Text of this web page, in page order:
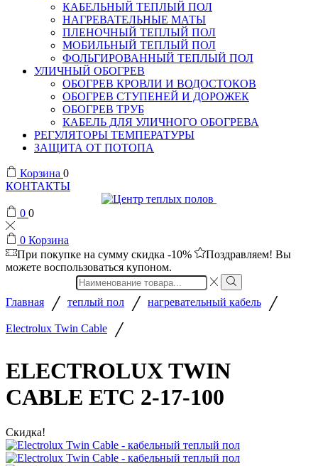
КАБЕЛЬНЫЙ ТЕПЛЫЙ ПОЛ
НАГРЕВАТЕЛЬНЫЕ МАТЫ
ПЛЕНОЧНЫЙ ТЕПЛЫЙ ПОЛ
МОБИЛЬНЫЙ ТЕПЛЫЙ ПОЛ
ФОЛЬГИРОВАННЫЙ ТЕПЛЫЙ ПОЛ
УЛИЧНЫЙ ОБОГРЕВ
ОБОГРЕВ КРОВЛИ И ВОДОСТОКОВ
ОБОГРЕВ СТУПЕНЕЙ И ДОРОЖЕК
ОБОГРЕВ ТРУБ
КАБЕЛЬ ДЛЯ УЛИЧНОГО ОБОГРЕВА
РЕГУЛЯТОРЫ ТЕМПЕРАТУРЫ
ЗАЩИТА ОТ ПОТОПА
Корзина 0
КОНТАКТЫ
0 0
0 Корзина
При покупке на сумму скидка -10%
Поздравляем! Вы
можете воспользоваться купоном.
Search
input
Главная / теплый пол / нагревательный кабель /
Electrolux Twin Cable
/
ELECTROLUX TWIN
CABLE ETC 2-17-100
Скидка!